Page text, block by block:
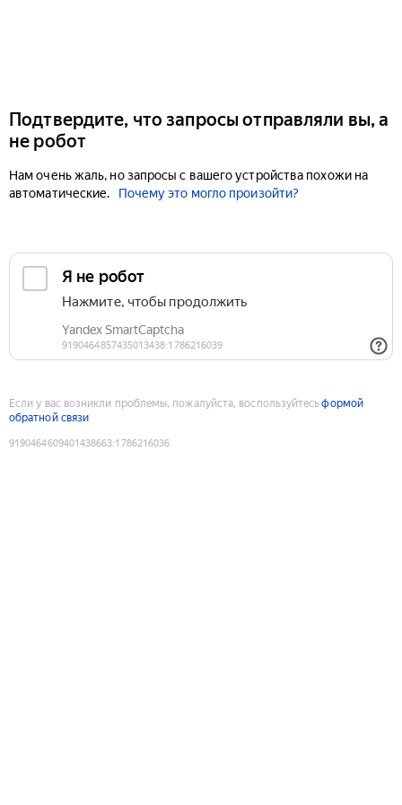
Подтвердите, что запросы отправляли вы, а
не робот
Нам очень жаль, но запросы с вашего устройства похожи на
автоматические.
Почему это могло произойти?
Если у вас возникли проблемы, пожалуйста, воспользуйтесьформой
обратной связи
9190464609401438663:1786216036